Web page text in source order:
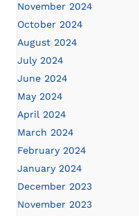
November 2024
October 2024
August 2024
July 2024
June 2024
May 2024
April 2024
March 2024
February 2024
January 2024
December 2023
November 2023